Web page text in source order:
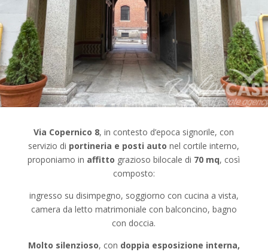
Via Copernico 8, in contesto d’epoca signorile, con
servizio di portineria e posti auto nel cortile interno,
proponiamo in affitto grazioso bilocale di 70 mq, così
composto:
ingresso su disimpegno, soggiorno con cucina a vista,
camera da letto matrimoniale con balconcino, bagno
con doccia.
Molto silenzioso, con doppia esposizione interna,